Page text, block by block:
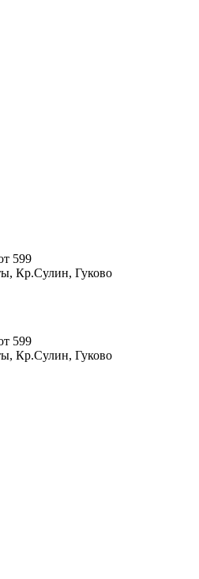
599
Кр.Сулин, Гуково
599
Кр.Сулин, Гуково